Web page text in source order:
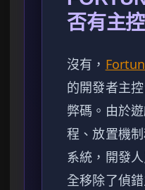
否有主
沒有，
的開發者主
弊碼。由於
程、放置機
系統，開發
全移除了偵